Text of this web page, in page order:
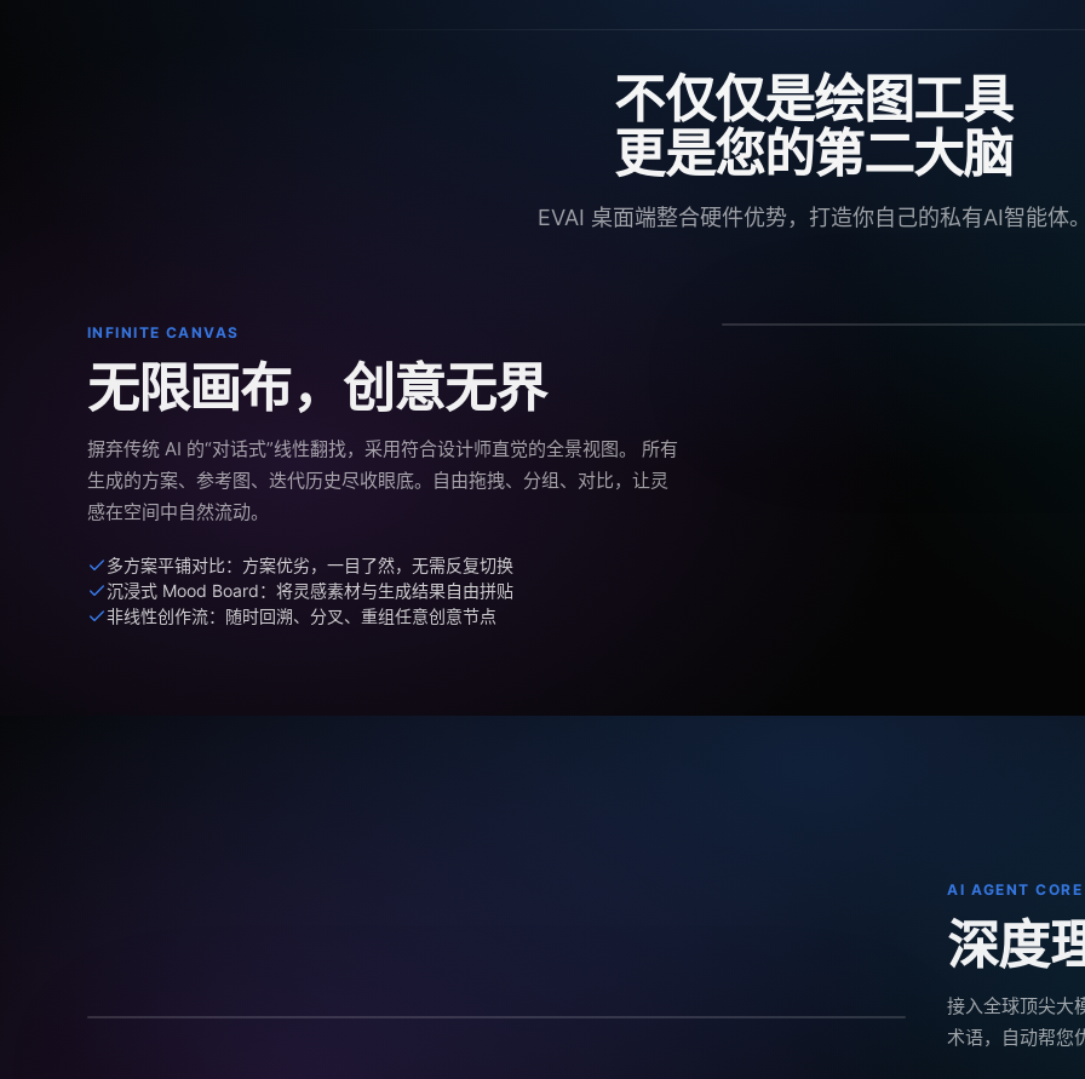
不仅仅是绘图工具
更是您的第二大脑
EVAI 桌面端整合硬件优势，打造你自己的私有AI智能体
INFINITE CANVAS
无限画布，创意无界
摒弃传统 AI 的“对话式”线性翻找，采用符合设计师直觉的全景视图。 所有
生成的方案、参考图、迭代历史尽收眼底。自由拖拽、分组、对比，让灵
感在空间中自然流动。
多方案平铺对比：方案优劣，一目了然，无需反复切换
沉浸式 Mood Board：将灵感素材与生成结果自由拼贴
非线性创作流：随时回溯、分叉、重组任意创意节点
AI AGENT CORE
深度
接入全球顶尖大
术语，自动帮您